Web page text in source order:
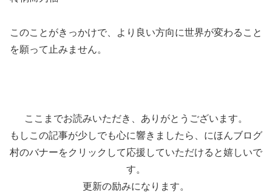
このことがきっかけで、より良い方向に世界が変わること
を願って止みません。
ここまでお読みいただき、ありがとうございます。
もしこの記事が少しでも心に響きましたら、にほんブログ
村のバナーをクリックして応援していただけると嬉しいで
す。
更新の励みになります。